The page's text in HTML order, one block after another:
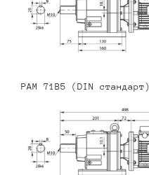
PAM 71B5 (DIN стандарт)